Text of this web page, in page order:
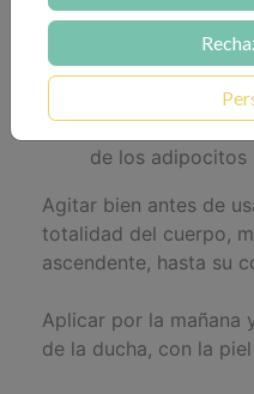
Aporta
Repara la
Oxigena los
Reduce el efecto
oxigenación,
de los adipocitos
Agitar bien antes de
totalidad del cuerpo,
ascendente, hasta su
Aplicar por la mañana
de la ducha, con la